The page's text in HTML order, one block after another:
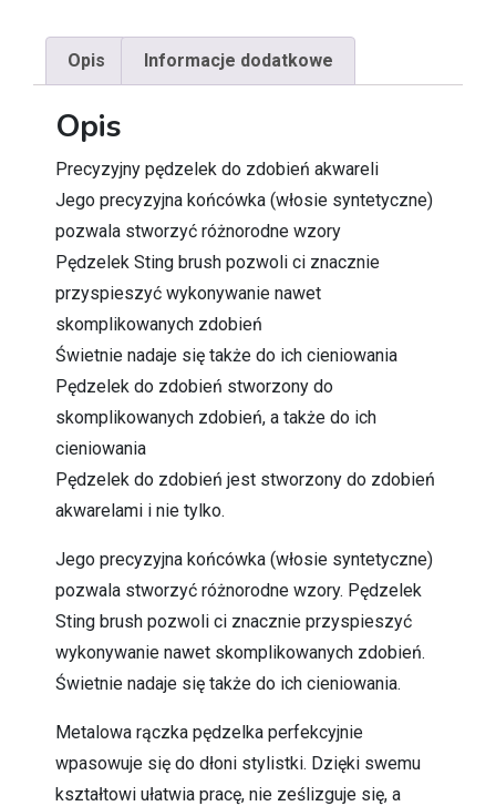
Opis Informacje dodatkowe
Opis
Precyzyjny pędzelek do zdobień akwareli
Jego precyzyjna końcówka (włosie syntetyczne)
pozwala stworzyć różnorodne wzory
Pędzelek Sting brush pozwoli ci znacznie
przyspieszyć wykonywanie nawet
skomplikowanych zdobień
Świetnie nadaje się także do ich cieniowania
Pędzelek do zdobień stworzony do
skomplikowanych zdobień, a także do ich
cieniowania
Pędzelek do zdobień jest stworzony do zdobień
akwarelami i nie tylko.
Jego precyzyjna końcówka (włosie syntetyczne)
pozwala stworzyć różnorodne wzory. Pędzelek
Sting brush pozwoli ci znacznie przyspieszyć
wykonywanie nawet skomplikowanych zdobień.
Świetnie nadaje się także do ich cieniowania.
Metalowa rączka pędzelka perfekcyjnie
wpasowuje się do dłoni stylistki. Dzięki swemu
kształtowi ułatwia pracę, nie ześlizguje się, a